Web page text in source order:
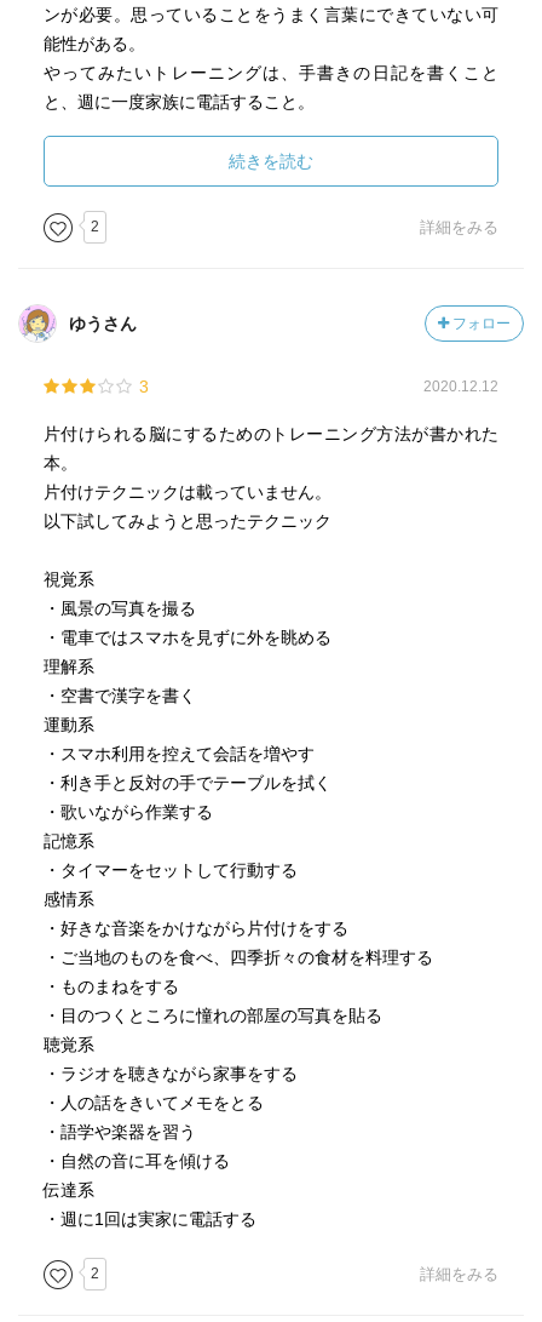
ンが必要。思っていることをうまく言葉にできていない可
能性がある。
やってみたいトレーニングは、手書きの日記を書くこと
と、週に一度家族に電話すること。
本書を読んで思ったこと：
家が散らかっていても生活に困らないが、汚い部屋から目
を背けたくて携帯やPCなどに集中し、自らの視界を狭めて
しまう。
になる。後回しにせずに、気づいたときにぱっと行動する
と、気持ち良く生活できると思った。
続きを読む
2 詳細をみる
ゆうさん フォロー
3 2020.12.12
片付けられる脳にするためのトレーニング方法が書かれた
本。
片付けテクニックは載っていません。
以下試してみようと思ったテクニック
視覚系
・風景の写真を撮る
・電車ではスマホを見ずに外を眺める
理解系
・空書で漢字を書く
運動系
・スマホ利用を控えて会話を増やす
・利き手と反対の手でテーブルを拭く
・歌いながら作業する
記憶系
・タイマーをセットして行動する
感情系
・好きな音楽をかけながら片付けをする
・ご当地のものを食べ、四季折々の食材を料理する
・ものまねをする
・目のつくところに憧れの部屋の写真を貼る
聴覚系
・ラジオを聴きながら家事をする
・人の話をきいてメモをとる
・語学や楽器を習う
・自然の音に耳を傾ける
伝達系
・週に1回は実家に電話する
2 詳細をみる